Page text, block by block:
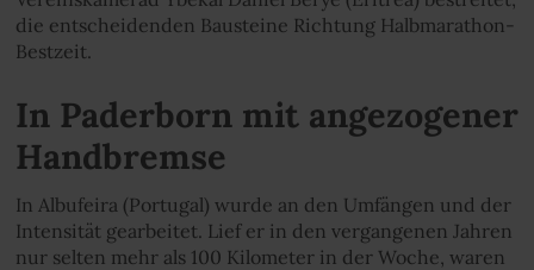
die entscheidenden Bausteine Richtung Halbmarathon-
Bestzeit.
In Paderborn mit angezogener
Handbremse
In Albufeira (Portugal) wurde an den Umfängen und der
Intensität gearbeitet. Lief er in den vergangenen Jahren
nur selten mehr als 100 Kilometer in der Woche, waren